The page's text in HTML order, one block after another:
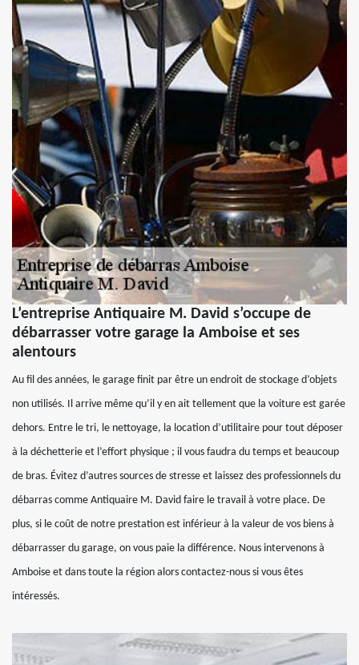
L’entreprise Antiquaire M. David s’occupe de
débarrasser votre garage la Amboise et ses
alentours
Au fil des années, le garage finit par être un endroit de stockage d’objets
non utilisés. Il arrive même qu’il y en ait tellement que la voiture est garée
dehors. Entre le tri, le nettoyage, la location d’utilitaire pour tout déposer
à la déchetterie et l’effort physique ; il vous faudra du temps et beaucoup
de bras. Évitez d’autres sources de stresse et laissez des professionnels du
débarras comme Antiquaire M. David faire le travail à votre place. De
plus, si le coût de notre prestation est inférieur à la valeur de vos biens à
débarrasser du garage, on vous paie la différence. Nous intervenons à
Amboise et dans toute la région alors contactez-nous si vous êtes
intéressés.